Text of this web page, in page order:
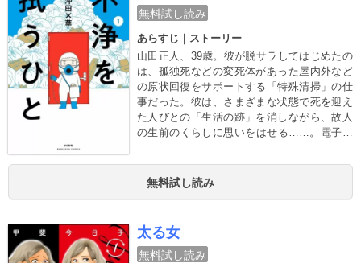
無料試し読み
あらすじ｜ストーリー
山田正人、39歳。彼が脱サラしてはじめたの
は、孤独死などの変死体があった屋内外など
の原状回復をサポートする「特殊清掃」の仕
事だった。彼は、さまざまな状態で死を迎え
た人びとの「生活の跡」を消しながら、故人
の生前のくらしに思いをはせる……。電子書
巻！
無料試し読み
太る女
無料試し読み